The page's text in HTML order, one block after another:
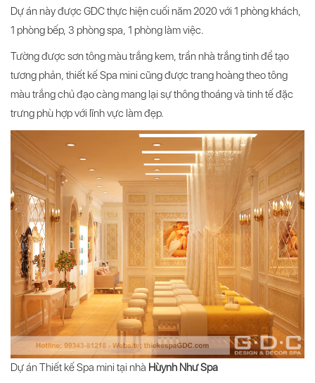
Dự án này được GDC thực hiện cuối năm 2020 với 1 phòng khách,
1 phòng bếp, 3 phòng spa, 1 phòng làm việc.
Tường được sơn tông màu trắng kem, trần nhà trắng tinh để tạo
tương phản, thiết kế Spa mini cũng được trang hoàng theo tông
màu trắng chủ đạo càng mang lại sự thông thoáng và tinh tế đặc
trưng phù hợp với lĩnh vực làm đẹp.
Dự án Thiết kế Spa mini tại nhà Hùynh Như Spa